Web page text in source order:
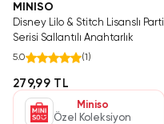
MINISO
Disney Lilo & Stitch Lisanslı Parti
Serisi Sallantılı Anahtarlık
5.0 (1 )
279,99 TL
Miniso
Özel Koleksiyon